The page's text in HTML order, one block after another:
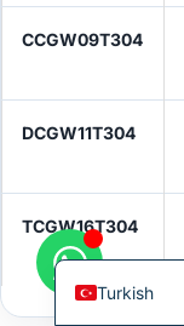
CCGW09T304
DCGW11T304
TCGW16T304
Turkish
English
Russian
Japanese
German